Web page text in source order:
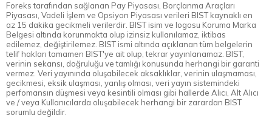
Foreks tarafından sağlanan Pay Piyasası, Borçlanma Araçları
Piyasası, Vadeli İşlem ve Opsiyon Piyasası verileri BIST kaynaklı en
az 15 dakika gecikmeli verilerdir. BIST isim ve logosu Koruma Marka
Belgesi altında korunmakta olup izinsiz kullanılamaz, iktibas
edilemez, değiştirilemez. BIST ismi altında açıklanan tüm belgelerin
telif hakları tamamen BIST'ye ait olup, tekrar yayınlanamaz. BIST,
verinin sekansı, doğruluğu ve tamlığı konusunda herhangi bir garanti
vermez. Veri yayınında oluşabilecek aksaklıklar, verinin ulaşmaması,
gecikmesi, eksik ulaşması, yanlış olması, veri yayın sistemindeki
perfomansın düşmesi veya kesintili olması gibi hallerde Alıcı, Alt Alıcı
ve / veya Kullanıcılarda oluşabilecek herhangi bir zarardan BIST
sorumlu değildir.